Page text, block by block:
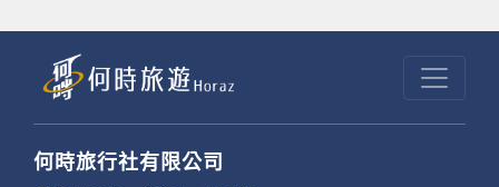
何時旅行社有限公司